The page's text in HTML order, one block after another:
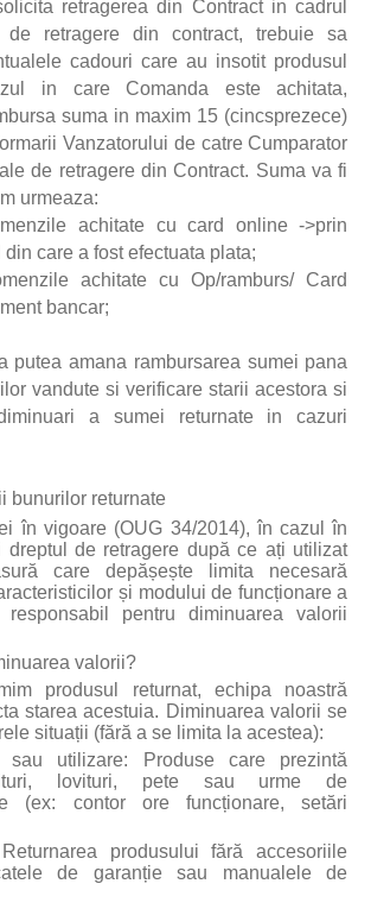
retragerea din Contract in cadrul
de retragere din contract, trebuie sa
cadouri care au insotit produsul
in care Comanda este achitata,
suma in maxim 15 (cincsprezece)
Vanzatorului de catre Cumparator
de retragere din Contract. Suma va fi
urmeaza:
achitate cu card online ->prin
care a fost efectuata plata;
achitate cu Op/ramburs/ Card
bancar;
putea amana rambursarea sumei pana
vandute si verificare starii acestora si
a sumei returnate in cazuri
bunurilor returnate
în vigoare (OUG 34/2014), în cazul în
dreptul de retragere după ce ați utilizat
care depășește limita necesară
și modului de funcționare a
responsabil pentru diminuarea valorii
valorii?
produsul returnat, echipa noastră
starea acestuia. Diminuarea valorii se
situații (fără a se limita la acestea):
utilizare: Produse care prezintă
lovituri, pete sau urme de
(ex: contor ore funcționare, setări
produsului fără accesoriile
de garanție sau manualele de